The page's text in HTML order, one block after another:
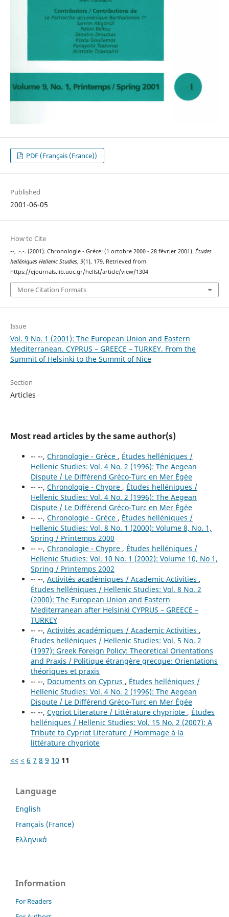
PDF (Français (France))
Published
2001-06-05
How to Cite
--, .-.-. (2001). Chronologie - Grèce: (1 octobre 2000 - 28 février 2001). Études
helléniques Hellenic Studies, 9(1), 179. Retrieved from
https://ejournals.lib.uoc.gr/hellst/article/view/1304
More Citation Formats
Issue
Vol. 9 No. 1 (2001): The European Union and Eastern
Mediterranean. CYPRUS – GREECE – TURKEY. From the
Summit of Helsinki to the Summit of Nice
Section
Articles
Most read articles by the same author(s)
-- --, Chronologie - Grèce , Études helléniques /
Hellenic Studies: Vol. 4 No. 2 (1996): The Aegean
Dispute / Le Différend Gréco-Turc en Mer Égée
-- --, Chronologie - Chypre , Études helléniques /
Hellenic Studies: Vol. 4 No. 2 (1996): The Aegean
Dispute / Le Différend Gréco-Turc en Mer Égée
-- --, Chronologie - Grèce , Études helléniques /
Hellenic Studies: Vol. 8 No. 1 (2000): Volume 8, No. 1,
Spring / Printemps 2000
-- --, Chronologie - Chypre , Études helléniques /
Hellenic Studies: Vol. 10 No. 1 (2002): Volume 10, No 1,
Spring / Printemps 2002
-- --, Activités académiques / Academic Activities ,
Études helléniques / Hellenic Studies: Vol. 8 No. 2
(2000): The European Union and Eastern
Mediterranean after Helsinki CYPRUS – GREECE –
TURKEY
-- --, Activités académiques / Academic Activities ,
Études helléniques / Hellenic Studies: Vol. 5 No. 2
(1997): Greek Foreign Policy: Theoretical Orientations
and Praxis / Politique étrangère grecque: Orientations
théoriques et praxis
-- --, Documents on Cyprus , Études helléniques /
Hellenic Studies: Vol. 4 No. 2 (1996): The Aegean
Dispute / Le Différend Gréco-Turc en Mer Égée
-- --, Cypriot Literature / Littérature chypriote , Études
helléniques / Hellenic Studies: Vol. 15 No. 2 (2007): A
Tribute to Cypriot Literature / Hommage à la
littérature chypriote
<< < 6 7 8 9 10 11
Language
English
Français (France)
Ελληνικά
Information
For Readers